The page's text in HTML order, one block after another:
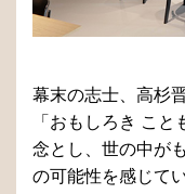
幕末の志士、高杉
「おもしろき こ
念とし、世の中が
の可能性を感じて